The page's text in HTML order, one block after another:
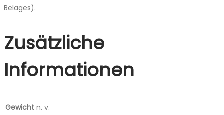
Belages).
Zusätzliche
Informationen
Gewicht n. v.